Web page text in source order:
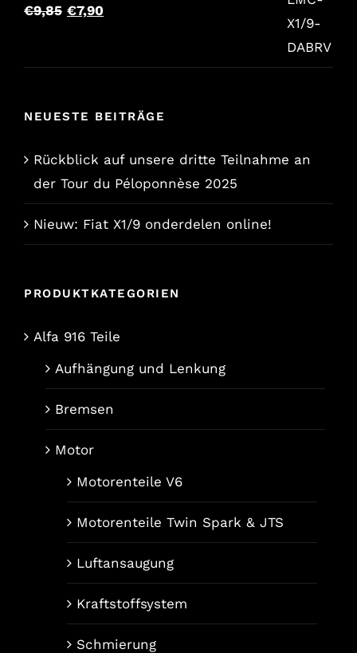
€9,85 Der
€7,90Der
NEUESTE BEITRÄGE
Rückblick auf unsere dritte Teilnahme an
der Tour du Péloponnèse 2025
Nieuw: Fiat X1/9 onderdelen online!
PRODUKTKATEGORIEN
Alfa 916 Teile
Aufhängung und Lenkung
Bremsen
Motor
Motorenteile V6
Motorenteile Twin Spark & JTS
Luftansaugung
Kraftstoffsystem
Schmierung